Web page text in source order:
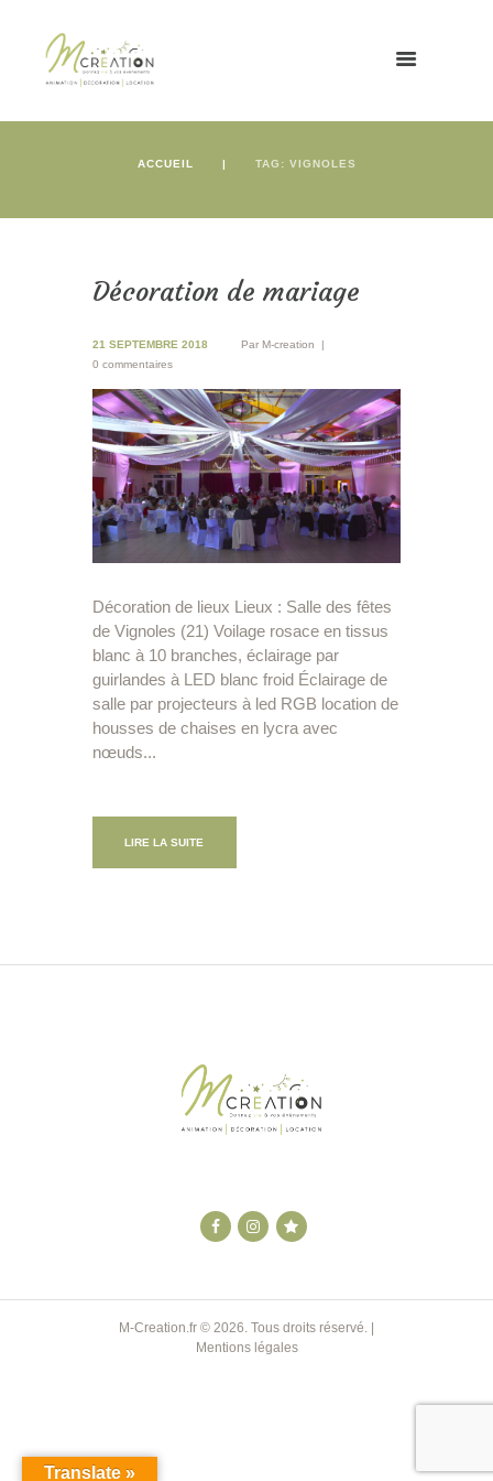
ACCUEIL TAG: VIGNOLES
Décoration de mariage
21 SEPTEMBRE 2018 Par M-creation
0 commentaires
Décoration de lieux Lieux : Salle des fêtes
de Vignoles (21) Voilage rosace en tissus
blanc à 10 branches, éclairage par
guirlandes à LED blanc froid Éclairage de
salle par projecteurs à led RGB location de
housses de chaises en lycra avec
nœuds...
LIRE LA SUITE
M-Creation.fr © 2026. Tous droits réservé. |
Mentions légales
Translate »